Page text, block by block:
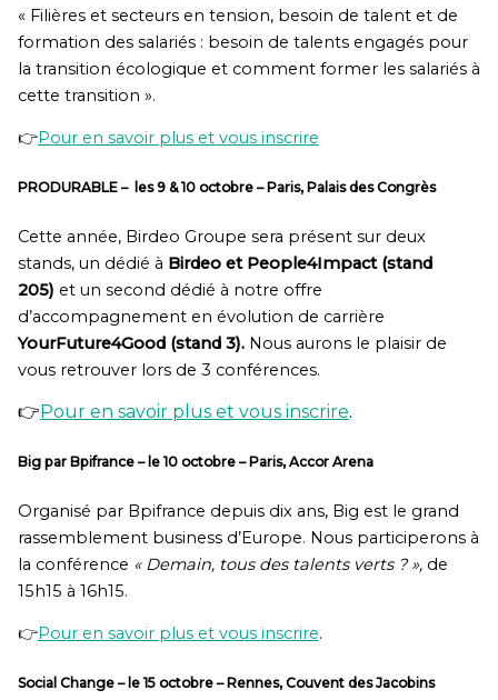
« Filières et secteurs en tension, besoin de talent et de
formation des salariés : besoin de talents engagés pour
la transition écologique et comment former les salariés à
cette transition ».
👉Pour en savoir plus et vous inscrire
PRODURABLE– les 9 & 10 octobre – Paris, Palais des Congrès
Cette année, Birdeo Groupe sera présent sur deux
stands, un dédié à Birdeo et People4Impact (stand
205) et un second dédié à notre offre
d’accompagnement en évolution de carrière
YourFuture4Good (stand 3). Nous aurons le plaisir de
vous retrouver lors de 3 conférences.
👉 Pour en savoir plus et vous inscrire.
Big par Bpifrance– le 10 octobre – Paris, Accor Arena
Organisé par Bpifrance depuis dix ans, Big est le grand
rassemblement business d’Europe. Nous participerons à
la conférence « Demain, tous des talents verts ? », de
15h15 à 16h15.
👉Pour en savoir plus et vous inscrire.
Social Change– le 15 octobre – Rennes, Couvent des Jacobins